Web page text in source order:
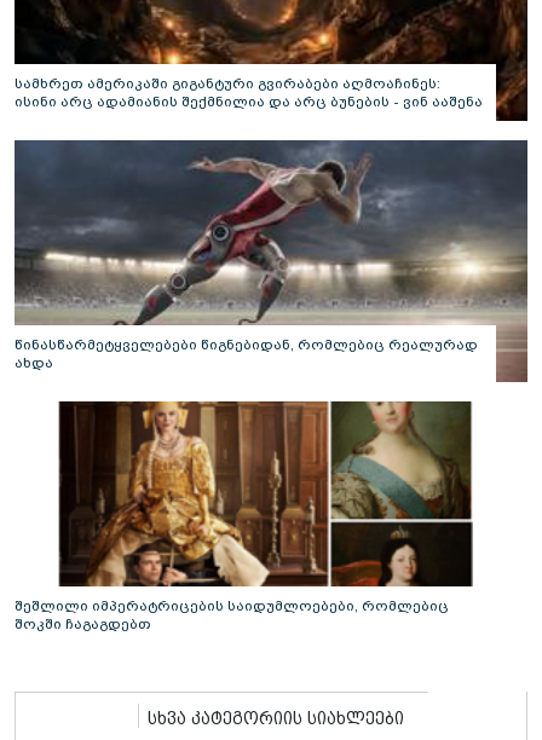
სამხრეთ ამერიკაში გიგანტური გვირაბები აღმოაჩინეს:
ისინი არც ადამიანის შექმნილია და არც ბუნების - ვინ ააშენა
წინასწარმეტყველებები წიგნებიდან, რომლებიც რეალურად
ახდა
შეშლილი იმპერატრიცების საიდუმლოებები, რომლებიც
შოკში ჩაგაგდებთ
სხვა კატეგორიის სიახლეები